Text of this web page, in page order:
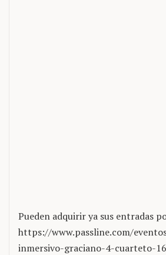
Pueden adquirir ya sus entradas
https://www.passline.com/
inmersivo-graciano-4-cuarteto-